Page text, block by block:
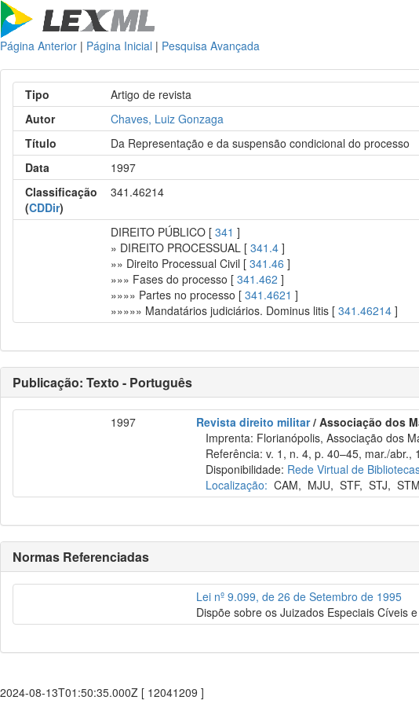
Página Anterior | Página Inicial | Pesquisa Avançada
Tipo
Artigo de revista
Autor
Chaves, Luiz Gonzaga
Título
Da Representação e da suspensão condicional do processo
Data
1997
Classificação
(CDDir)
341.46214
DIREITO PÚBLICO [341 ]
» DIREITO PROCESSUAL [341.4 ]
»» Direito Processual Civil [341.46 ]
»»» Fases do processo [341.462 ]
»»»» Partes no processo [341.4621 ]
»»»»» Mandatários judiciários. Dominus litis [341.46214 ]
Publicação: Texto - Português
1997 Revista direito militar/ Associação dos
Imprenta: Florianópolis, Associação dos
Referência: v. 1, n. 4, p. 40–45, mar./abr.,
Disponibilidade: Rede Virtual de
Localização: CAM, MJU,STF,STJ,STM
Normas Referenciadas
Lei nº 9.099, de 26 de Setembro de 1995
Dispõe sobre os Juizados Especiais Cíveis
2024-08-13T01:50:35.000Z [ 12041209 ]